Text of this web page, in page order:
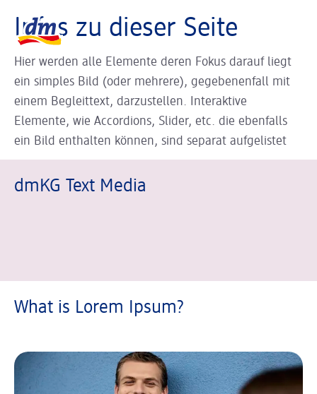
Infos zu dieser Seite
Hier werden alle Elemente deren Fokus darauf liegt
ein simples Bild (oder mehrere), gegebenenfall mit
einem Begleittext, darzustellen. Interaktive
Elemente, wie Accordions, Slider, etc. die ebenfalls
ein Bild enthalten können, sind separat aufgelistet
dmKG Text Media
What is Lorem Ipsum?